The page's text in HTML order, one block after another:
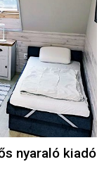
nyaraló kiadó